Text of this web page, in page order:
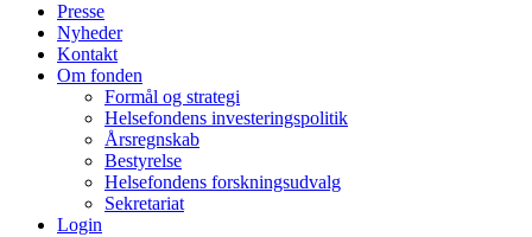
Presse
Nyheder
Kontakt
Om fonden
Formål og strategi
Helsefondens investeringspolitik
Årsregnskab
Bestyrelse
Helsefondens forskningsudvalg
Sekretariat
Login